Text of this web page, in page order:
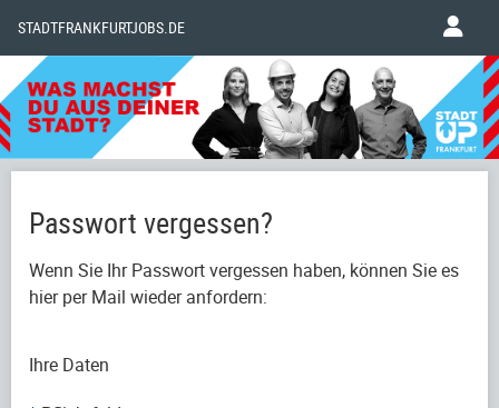
STADTFRANKFURTJOBS.DE
Passwort vergessen?
Wenn Sie Ihr Passwort vergessen haben, können Sie es
hier per Mail wieder anfordern:
Ihre Daten